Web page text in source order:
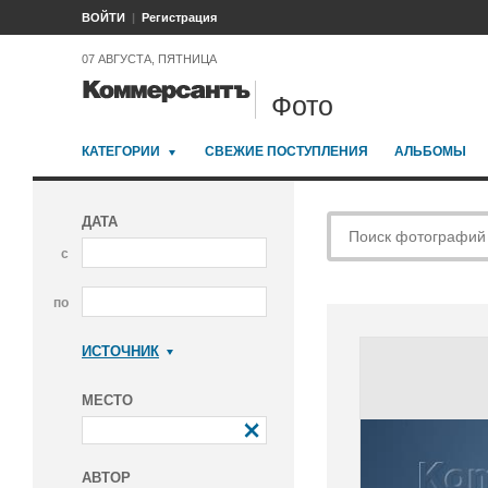
ВОЙТИ Регистрация
07 АВГУСТА, ПЯТНИЦА
Фото
КАТЕГОРИИ СВЕЖИЕ ПОСТУПЛЕНИЯ АЛЬБОМЫ
ДАТА
с
по
ИСТОЧНИК
МЕСТО
АВТОР